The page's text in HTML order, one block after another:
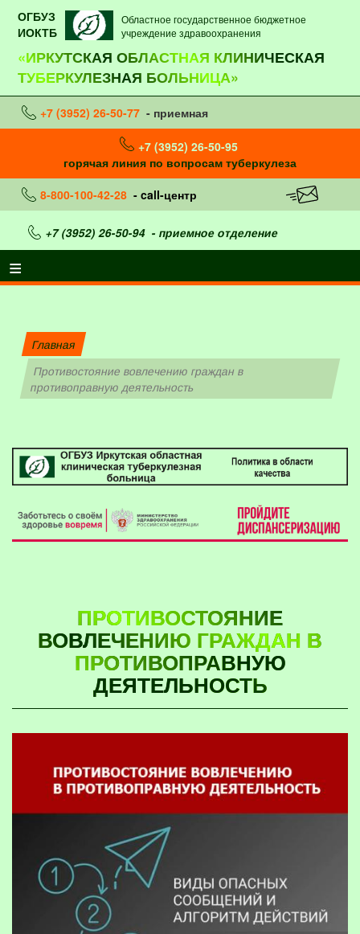
ОГБУЗ
ИОКТБ
Областное государственное бюджетное
учреждение здравоохранения
«ИРКУТСКАЯ ОБЛАСТНАЯ КЛИНИЧЕСКАЯ
ТУБЕРКУЛЕЗНАЯ БОЛЬНИЦА»
+7 (3952) 26-50-77 - приемная
+7 (3952) 26-50-95
горячая линия по вопросам туберкулеза
8-800-100-42-28 - call-центр
+7 (3952) 26-50-94- приемное отделение
Главная
Противостояние вовлечению граждан в
противоправную деятельность
ПРОТИВОСТОЯНИЕ
ВОВЛЕЧЕНИЮ ГРАЖДАН В
ПРОТИВОПРАВНУЮ
ДЕЯТЕЛЬНОСТЬ